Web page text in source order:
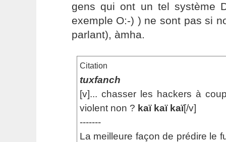
gens qui ont un tel système
exemple O:-) ) ne sont pas si
parlant), àmha.
Citation
tuxfanch
[v]... chasser les hackers à
violent non ? kaï kaï kaï[/v]
-------
La meilleure façon de prédire le